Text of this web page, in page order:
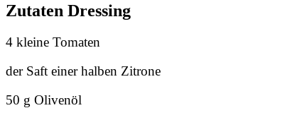
Zutaten Dressing
4 kleine Tomaten
der Saft einer halben Zitrone
50 g Olivenöl